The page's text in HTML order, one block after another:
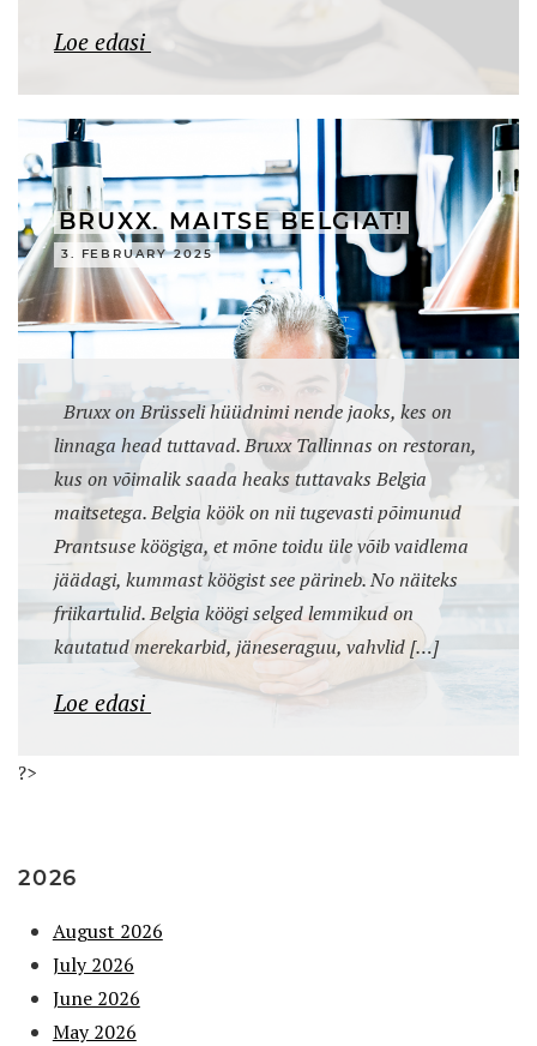
Loe edasi
BRUXX. MAITSE BELGIAT!
3. FEBRUARY 2025
Bruxx on Brüsseli hüüdnimi nende jaoks, kes on
linnaga head tuttavad. Bruxx Tallinnas on restoran,
kus on võimalik saada heaks tuttavaks Belgia
maitsetega. Belgia köök on nii tugevasti põimunud
Prantsuse köögiga, et mõne toidu üle võib vaidlema
jäädagi, kummast köögist see pärineb. No näiteks
friikartulid. Belgia köögi selged lemmikud on
kautatud merekarbid, jäneseraguu, vahvlid […]
Loe edasi
?>
2026
August 2026
July 2026
June 2026
May 2026